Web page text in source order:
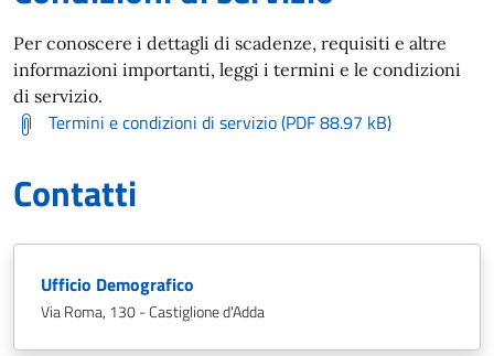
Per conoscere i dettagli di scadenze, requisiti e altre
informazioni importanti, leggi i termini e le condizioni
di servizio.
Termini e condizioni di servizio (PDF 88.97 kB)
Contatti
Ufficio Demografico
Via Roma, 130 - Castiglione d'Adda